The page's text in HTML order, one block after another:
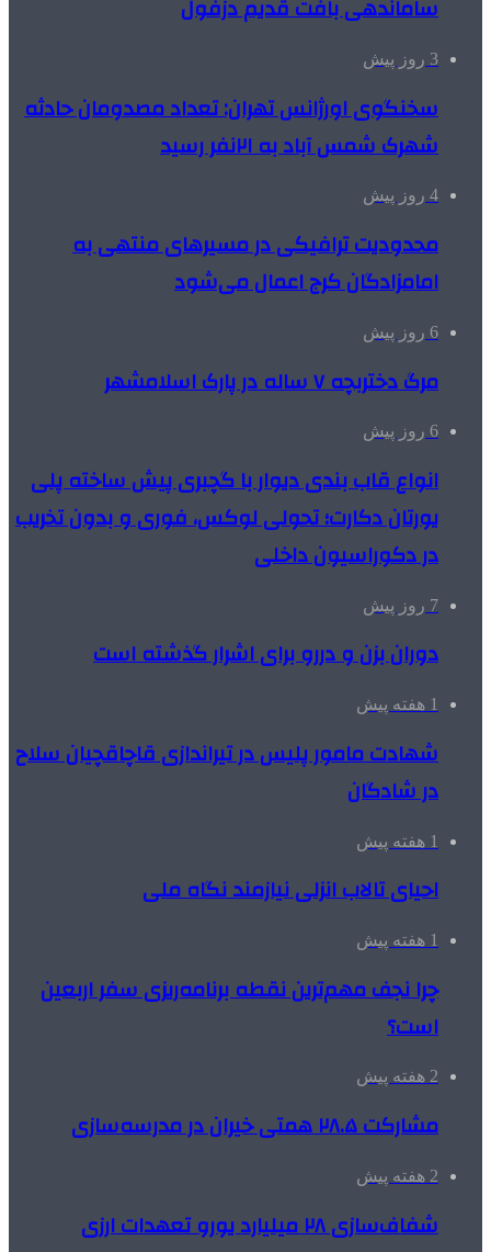
ساماندهی بافت قدیم دزفول
3 روز پیش
سخنگوی اورژانس تهران: تعداد مصدومان حادثه
شهرک شمس آباد به ۲۱نفر رسید
4 روز پیش
محدودیت ترافیکی در مسیرهای منتهی به
امامزادگان کرج اعمال می‌شود
6 روز پیش
مرگ دختربچه ۷ ساله در پارک اسلامشهر
6 روز پیش
انواع قاب بندی دیوار با گچبری پیش ساخته پلی
یورتان دکارت؛ تحولی لوکس، فوری و بدون تخریب
در دکوراسیون داخلی
7 روز پیش
دوران بزن و دررو برای اشرار گذشته است
1 هفته پیش
شهادت مامور پلیس در تیراندازی قاچاقچیان سلاح
در شادگان
1 هفته پیش
احیای تالاب انزلی نیازمند نگاه ملی
1 هفته پیش
چرا نجف مهم‌ترین نقطه برنامه‌ریزی سفر اربعین
است؟
2 هفته پیش
مشارکت ۲۸.۵ همتی خیران در مدرسه‌سازی
2 هفته پیش
شفاف‌سازی ۲۸ میلیارد یورو تعهدات ارزی